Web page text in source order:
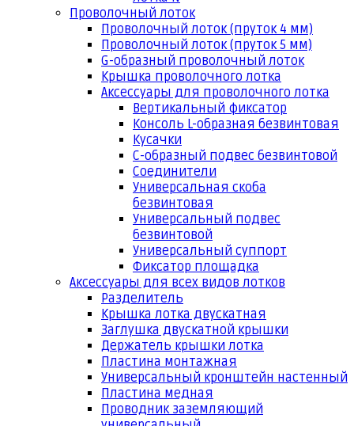
Проволочный лоток
Проволочный лоток (пруток 4 мм)
Проволочный лоток (пруток 5 мм)
G-образный проволочный лоток
Крышка проволочного лотка
Аксессуары для проволочного лотка
Вертикальный фиксатор
Консоль L-образная безвинтовая
Кусачки
С-образный подвес безвинтовой
Соединители
Универсальная скоба
безвинтовая
Универсальный подвес
безвинтовой
Универсальный суппорт
Фиксатор площадка
Аксессуары для всех видов лотков
Разделитель
Крышка лотка двускатная
Заглушка двускатной крышки
Держатель крышки лотка
Пластина монтажная
Универсальный кронштейн настенный
Пластина медная
Проводник заземляющий